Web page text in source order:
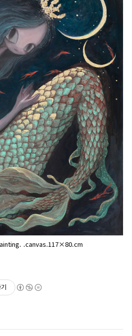
.canvas.117×80.cm